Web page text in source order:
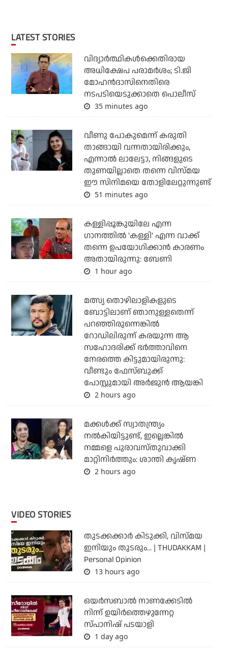
LATEST STORIES
വിദ്യാര്‍ത്ഥികള്‍ക്കെതിരായ
അധിക്ഷേപ പരാമര്‍ശം; ടി.ജി
മോഹന്‍ദാസിനെതിരെ
നടപടിയെടുക്കാതെ പൊലീസ്
35 minutes ago
വീണു പോകുമെന്ന് കരുതി
താങ്ങായി വന്നതായിരിക്കും,
എന്നാല്‍ ലാലേട്ടാ, നിങ്ങളുടെ
തുണയില്ലാതെ തന്നെ വിസ്മയ
ഈ സിനിമയെ തോളിലേറ്റുന്നുണ്ട്
51 minutes ago
കള്ളിപ്പൂങ്കുയിലേ എന്ന
ഗാനത്തിൽ 'കള്ളി' എന്ന വാക്ക്
തന്നെ ഉപയോഗിക്കാൻ കാരണം
അതായിരുന്നു: ബേണി
1 hour ago
മത്സ്യ തൊഴിലാളികളുടെ
ബോട്ടിലാണ് ഞാനുള്ളതെന്ന്
പറഞ്ഞിരുന്നെങ്കില്‍
റോഡിലിരുന്ന് കരയുന്ന ആ
സഹോദരിക്ക് ഭര്‍ത്താവിനെ
നേരത്തെ കിട്ടുമായിരുന്നു:
വീണ്ടും ഫേസ്ബുക്ക്
പോസ്റ്റുമായി അര്‍ജുന്‍ ആയങ്കി
2 hours ago
മക്കൾക്ക് സ്വാതന്ത്ര്യം
നൽകിയിട്ടുണ്ട്, ഇല്ലെങ്കിൽ
നമ്മളെ പുരാവസ്തുവാക്കി
മാറ്റിനിർത്തും: ശാന്തി കൃഷ്ണ
2 hours ago
VIDEO STORIES
തുടക്കക്കാര്‍ കിടുക്കി, വിസ്മയ
ഇനിയും തുടരും... | THUDAKKAM |
Personal Opinion
13 hours ago
ഒയര്‍സബാൽ നാണക്കേടിൽ
നിന്ന് ഉയിർത്തെഴുന്നേറ്റ
സ്പാനിഷ് പടയാളി
1 day ago